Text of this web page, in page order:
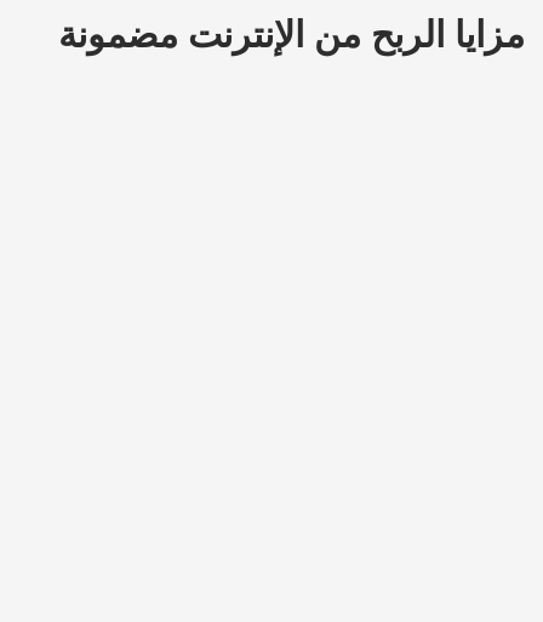
مزايا الربح من الإنترنت مضمونة